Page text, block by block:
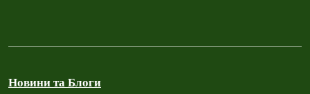
Новини та Блоги